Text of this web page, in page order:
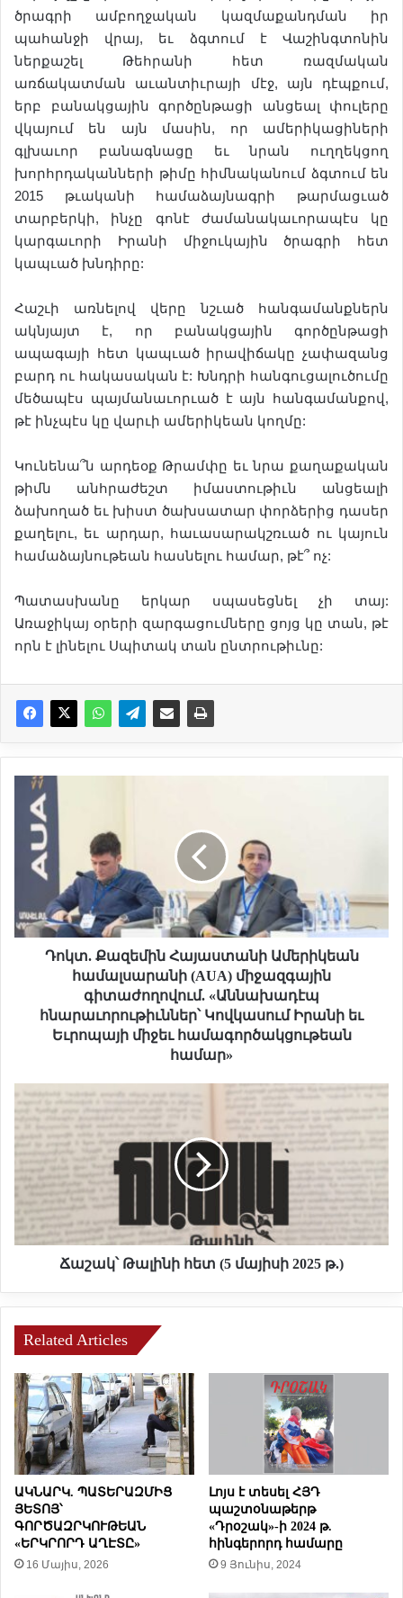
ծրագրի ամբողջական կազմաքանդման իր
պահանջի վրայ, եւ ձգտում է Վաշինգտոնին
ներքաշել Թեհրանի հետ ռազմական
առճակատման աւանտիւրայի մէջ, այն դէպքում,
երբ բանակցային գործընթացի անցեալ փուլերը
վկայում են այն մասին, որ ամերիկացիների
գլխաւոր բանագնացը եւ նրան ուղղեկցող
խորհրդականների թիմը հիմնականում ձգտում են
2015 թւականի համաձայնագրի թարմացւած
տարբերկի, ինչը գոնէ ժամանակաւորապէս կը
կարգաւորի Իրանի միջուկային ծրագրի հետ
կապւած խնդիրը:
Հաշւի առնելով վերը նշւած հանգամանքներն
ակնյայտ է, որ բանակցային գործընթացի
ապագայի հետ կապւած իրավիճակը չափազանց
բարդ ու հակասական է: Խնդրի հանգուցալուծումը
մեծապէս պայմանաւորւած է այն հանգամանքով,
թէ ինչպէս կը վարւի ամերիկեան կողմը:
Կունենա՞ն արդեօք Թրամփը եւ նրա քաղաքական
թիմն անհրաժեշտ իմաստութիւն անցեալի
ձախողած եւ խիստ ծախսատար փորձերից դասեր
քաղելու, եւ արդար, հաւասարակշռւած ու կայուն
համաձայնութեան հասնելու համար, թէ՞ ոչ:
Պատասխանը երկար սպասեցնել չի տայ:
Առաջիկայ օրերի զարգացումները ցոյց կը տան, թէ
որն է լինելու Սպիտակ տան ընտրութիւնը:
զ
ե
ս
տ
ա
ն
Ա
մ
ե
ա
մ
ա
լ
ս
ա
ր
ա
ն
ի
(
Դոկտ. Քազեմին Հայաստանի Ամերիկեան
համալսարանի (AUA) միջազգային
գիտաժողովում. «Աննախադէպ
հնարաւորութիւններ՝ Կովկասում Իրանի եւ
Եւրոպայի միջեւ համագործակցութեան
համար»
Ճ
ա
շ
ա
՝
Թ
լ
տ
(
5
մ
ա
ի
ս
ի
2
0
2
Ճաշակ՝ Թալինի հետ (5 մայիսի 2025 թ.)
Related Articles
ԱԿՆԱՐԿ. ՊԱՏԵՐԱԶՄԻՑ
ՅԵՏՈՅ՝
ԳՈՐԾԱԶՐԿՈՒԹԵԱՆ
«ԵՐԿՐՈՐԴ ԱՂԷՏԸ»
16 Մայիս, 2026
Լոյս է տեսել ՀՅԴ
պաշտօնաթերթ
«Դրօշակ»-ի 2024 թ.
հինգերորդ համարը
9 Յունիս, 2024